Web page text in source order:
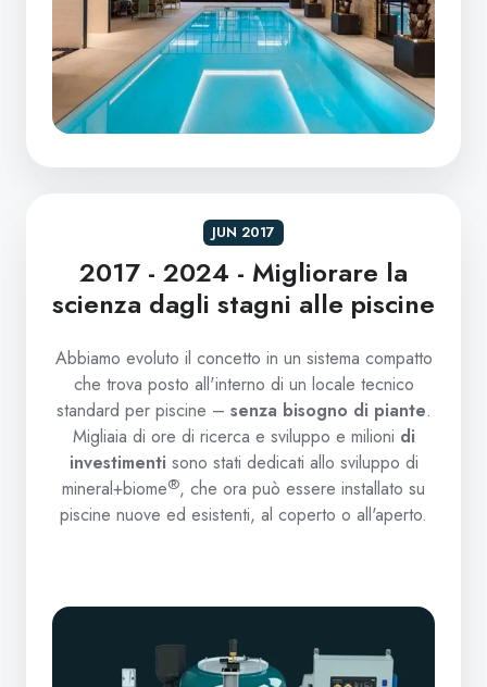
JUN 2017
2017 - 2024 - Migliorare la
scienza dagli stagni alle piscine
Abbiamo evoluto il concetto in un sistema compatto
che trova posto all'interno di un locale tecnico
standard per piscine – senza bisogno di piante.
Migliaia di ore di ricerca e sviluppo e milioni di
investimenti sono stati dedicati allo sviluppo di
mineral+biome®, che ora può essere installato su
piscine nuove ed esistenti, al coperto o all'aperto.